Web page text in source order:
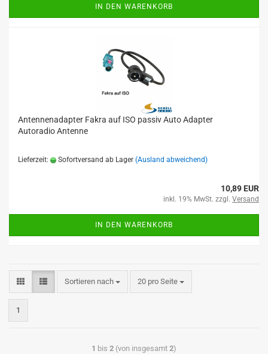
IN DEN WARENKORB
Antennenadapter Fakra auf ISO passiv Auto Adapter
Autoradio Antenne
Lieferzeit: Sofortversand ab Lager (Ausland abweichend)
10,89 EUR
inkl. 19% MwSt. zzgl. Versand
IN DEN WARENKORB
Sortieren nach 20 pro Seite
1
1 bis 2 (von insgesamt 2)